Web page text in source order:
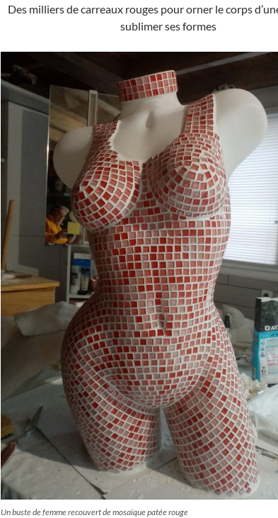
Des milliers de carreaux rouges pour orner le corps
sublimer ses formes
Un buste de femme recouvert de mosaïque patée rouge